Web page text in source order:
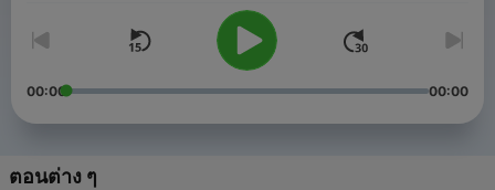
00:00 00:00
ตอนต่าง ๆ